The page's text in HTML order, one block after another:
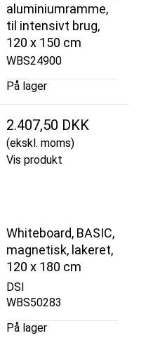
aluminiumramme,
til intensivt brug,
120 x 150 cm
WBS24900
På lager
2.407,50 DKK
(ekskl. moms)
Vis produkt
Whiteboard, BASIC,
magnetisk, lakeret,
120 x 180 cm
DSI
WBS50283
På lager